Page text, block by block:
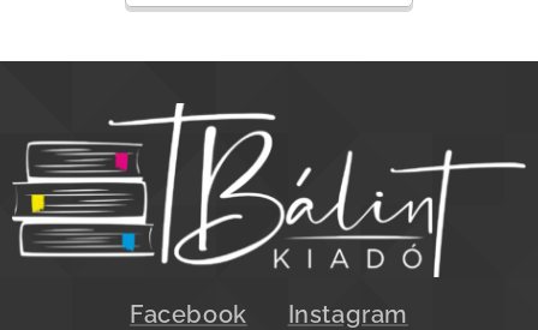
Facebook Instagram